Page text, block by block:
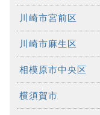
川崎市宮前区
川崎市麻生区
相模原市中央区
横須賀市